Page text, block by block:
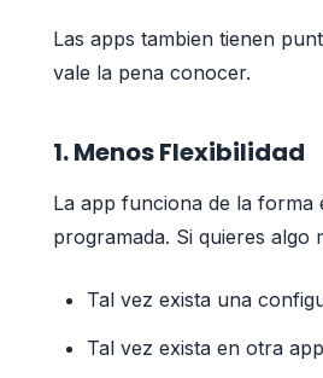
Las apps tambien tienen
vale la pena conocer.
1. Menos Flexibilidad
La app funciona de la forma
programada. Si quieres algo
Tal vez exista una
Tal vez exista en otra app